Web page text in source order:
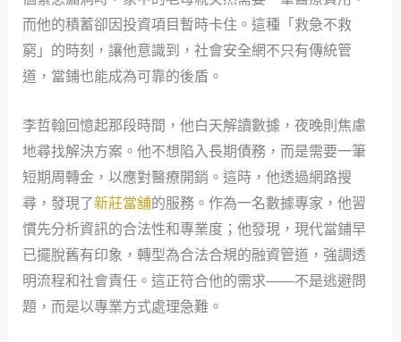
而他的積蓄卻因投資項目暫時卡住。這種「救急不救
窮」的時刻，讓他意識到，社會安全網不只有傳統管
道，當鋪也能成為可靠的後盾。
李哲翰回憶起那段時間，他白天解讀數據，夜晚則焦慮
地尋找解決方案。他不想陷入長期債務，而是需要一筆
短期周轉金，以應對醫療開銷。這時，他透過網路搜
尋，發現了新莊當舖的服務。作為一名數據專家，他習
慣先分析資訊的合法性和專業度；他發現，現代當鋪早
已擺脫舊有印象，轉型為合法合規的融資管道，強調透
明流程和社會責任。這正符合他的需求——不是逃避問
題，而是以專業方式處理急難。